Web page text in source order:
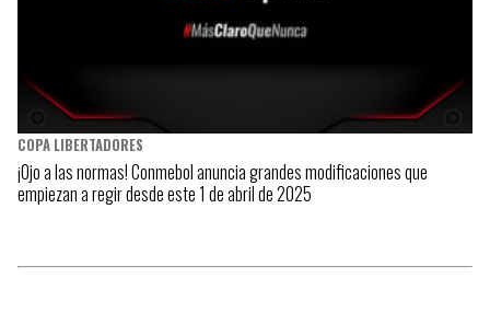
COPA LIBERTADORES
¡Ojo a las normas! Conmebol anuncia grandes modificaciones que
empiezan a regir desde este 1 de abril de 2025